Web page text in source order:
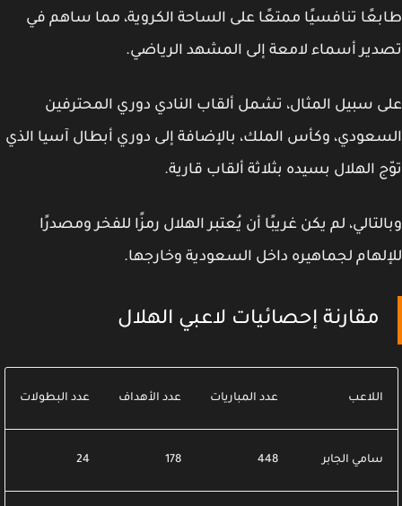
تنافسيًا ممتعًا على الساحة الكروية، مما ساهم في
أسماء لامعة إلى المشهد الرياضي.
سبيل المثال، تشمل ألقاب النادي دوري المحترفين
وكأس الملك، بالإضافة إلى دوري أبطال آسيا الذي
الهلال بسيده بثلاثة ألقاب قارية.
لم يكن غريبًا أن يُعتبر الهلال رمزًا للفخر ومصدرًا
لجماهيره داخل السعودية وخارجها.
مقارنة إحصائيات لاعبي الهلال
اللاعب عدد المباريات عدد الأهداف عدد البطولات
سامي الجابر 448
178